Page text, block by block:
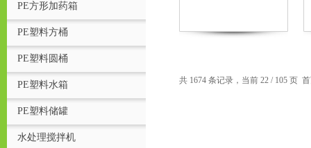
PE方形加药箱
PE塑料方桶
PE塑料圆桶
PE塑料水箱
PE塑料储罐
水处理搅拌机
共 1674 条记录，当前 22 / 105 页